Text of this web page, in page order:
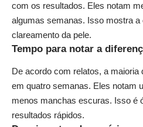
com os resultados. Eles notam
algumas semanas. Isso mostra a
clareamento da pele.
Tempo para notar a
De acordo com relatos, a
em quatro semanas. Eles notam
menos manchas escuras. Isso é
resultados rápidos.